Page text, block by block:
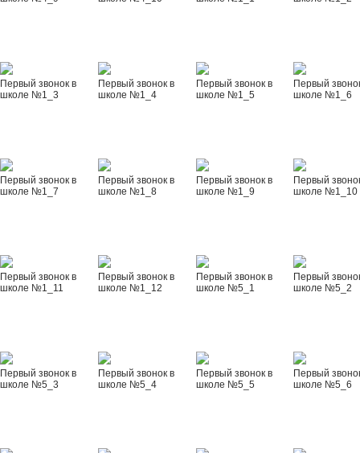
Первый звонок в
школе №1_3
Первый звонок в
школе №1_4
Первый звонок в
школе №1_5
Первый
школе №1_6
Первый звонок в
школе №1_7
Первый звонок в
школе №1_8
Первый звонок в
школе №1_9
Первый
школе №1_10
Первый звонок в
школе №1_11
Первый звонок в
школе №1_12
Первый звонок в
школе №5_1
Первый
школе №5_2
Первый звонок в
школе №5_3
Первый звонок в
школе №5_4
Первый звонок в
школе №5_5
Первый
школе №5_6